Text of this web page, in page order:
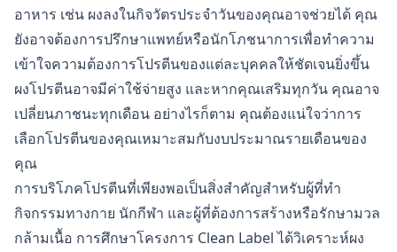
อาหาร เช่น ผงลงในกิจวัตรประจำวันของคุณอาจช่วยได้ คุณ
ยังอาจต้องการปรึกษาแพทย์หรือนักโภชนาการเพื่อทำความ
เข้าใจความต้องการโปรตีนของแต่ละบุคคลให้ชัดเจนยิ่งขึ้น
ผงโปรตีนอาจมีค่าใช้จ่ายสูง และหากคุณเสริมทุกวัน คุณอาจ
เปลี่ยนภาชนะทุกเดือน อย่างไรก็ตาม คุณต้องแน่ใจว่าการ
เลือกโปรตีนของคุณเหมาะสมกับงบประมาณรายเดือนของ
คุณ
การบริโภคโปรตีนที่เพียงพอเป็นสิ่งสำคัญสำหรับผู้ที่ทำ
กิจกรรมทางกาย นักกีฬา และผู้ที่ต้องการสร้างหรือรักษามวล
กล้ามเนื้อ การศึกษาโครงการ Clean Label ได้วิเคราะห์ผง